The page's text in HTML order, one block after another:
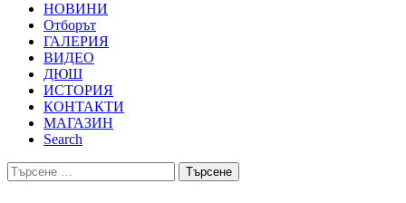
НОВИНИ
Отборът
ГАЛЕРИЯ
ВИДЕО
ДЮШ
ИСТОРИЯ
КОНТАКТИ
МАГАЗИН
Search
Търсене
за: